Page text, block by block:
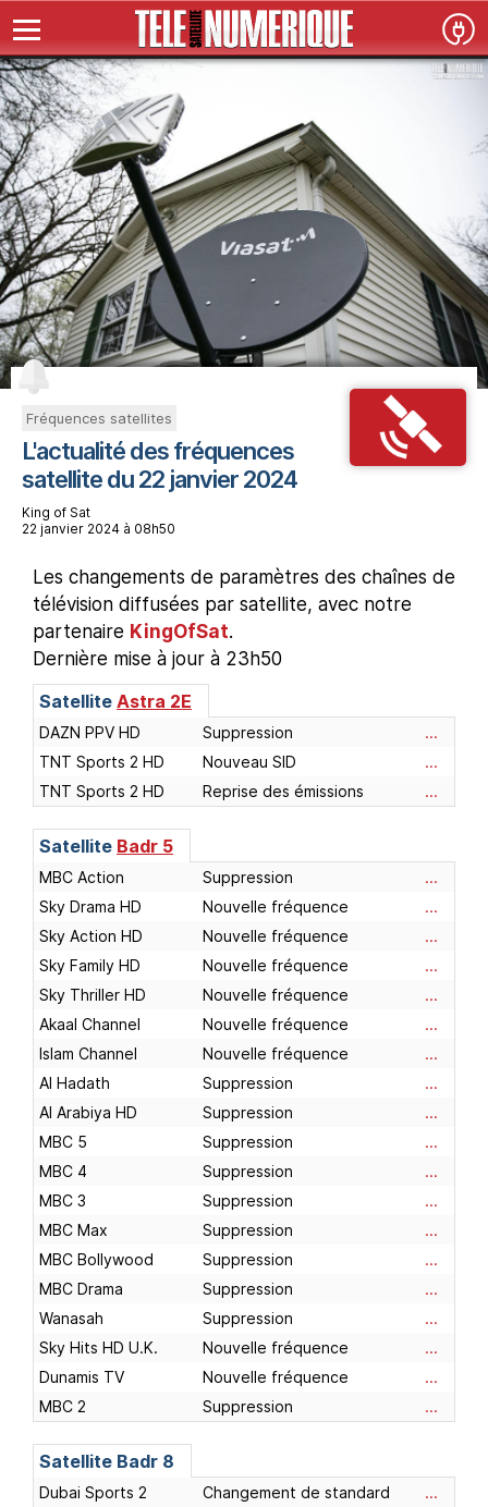
Fréquences satellites
L'actualité des fréquences
satellite du 22 janvier 2024
King of Sat
22 janvier 2024 à 08h50
Les changements de paramètres des chaînes de
télévision diffusées par satellite, avec notre
partenaire KingOfSat.
Dernière mise à jour à 23h50
Satellite Astra 2E
DAZN PPV HD Suppression
...
TNT Sports 2 HD
Nouveau SID
...
TNT Sports 2 HD
Reprise des émissions ...
Satellite Badr 5
MBC Action Suppression
...
Sky Drama HD
Nouvelle fréquence
...
Sky Action HD
Nouvelle fréquence
...
Sky Family HD
Nouvelle fréquence
...
Sky Thriller HD
Nouvelle fréquence
...
Akaal Channel
Nouvelle fréquence
...
Islam Channel
Nouvelle fréquence
...
Al Hadath
Suppression
...
Al Arabiya HD
Suppression
...
MBC 5
Suppression
...
MBC 4
Suppression
...
MBC 3
Suppression
...
MBC Max
Suppression
...
MBC Bollywood
Suppression
...
MBC Drama
Suppression
...
Wanasah
Suppression
...
Sky Hits HD U.K.
Nouvelle fréquence
...
Dunamis TV
Nouvelle fréquence
...
MBC 2
Suppression ...
Satellite Badr 8
Dubai Sports 2 Changement de standard
...